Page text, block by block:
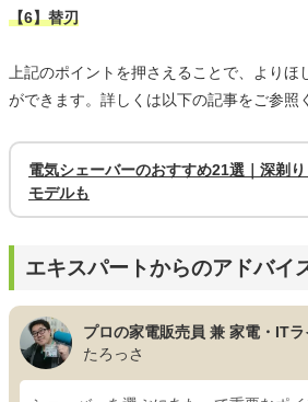
【6】替刃
上記のポイントを押さえることで、よりほ
ができます。詳しくは以下の記事をご参照
電気シェーバーのおすすめ21選｜深剃
モデルも
エキスパートからのアドバイ
プロの家電販売員 兼 家電・IT
たろっさ